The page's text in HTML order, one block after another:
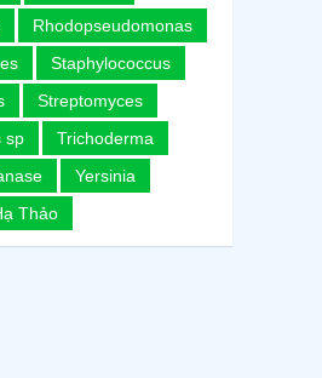
Rhodopseudomonas
Staphylococcus
Streptomyces
sp
Trichoderma
Yersinia
Thảo